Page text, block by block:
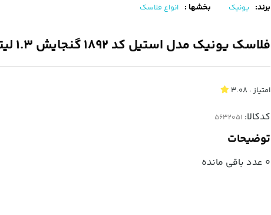
برند: یونیک بخشها : انواع فلاسک
فلاسک یونیک مدل استیل کد 1892 گنجایش 1.3 لیتر
امتیاز : 3.08
کدکالا:
توضیحات
0 عدد باقی مانده